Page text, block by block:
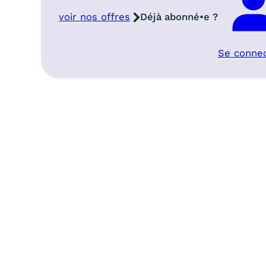
voir nos offres Déjà abonné•e ?
Se